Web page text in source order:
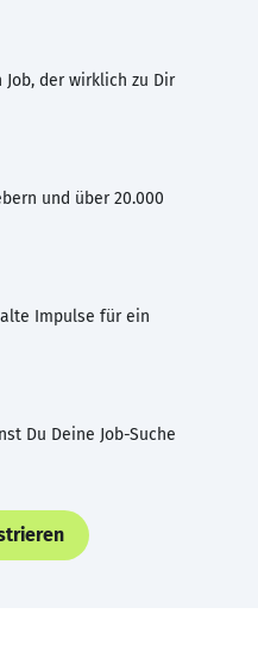
Job, der wirklich zu Dir
und über 20.000
Impulse für ein
Du Deine Job-Suche